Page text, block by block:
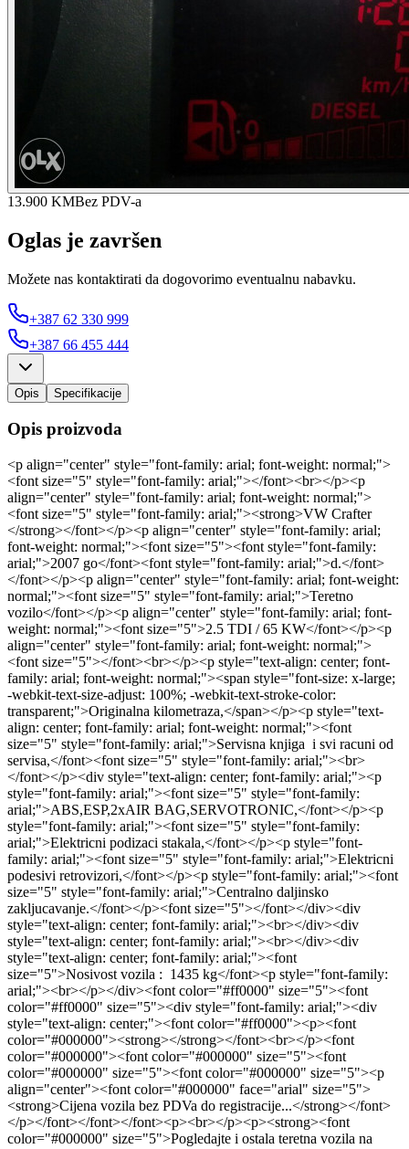
13.900 KMBez PDV-a
Oglas je završen
Možete nas kontaktirati da dogovorimo eventualnu nabavku.
+387 62 330 999
+387 66 455 444
Opis Specifikacije
Opis proizvoda
<p align="center" style="font-family: arial; font-weight: normal;">
<font size="5" style="font-family: arial;"></font><br></p><p
align="center" style="font-family: arial; font-weight: normal;">
<font size="5" style="font-family: arial;"><strong>VW Crafter
</strong></font></p><p align="center" style="font-family: arial;
font-weight: normal;"><font size="5"><font style="font-family:
arial;">2007 go</font><font style="font-family: arial;">d.</font>
</font></p><p align="center" style="font-family: arial; font-weight:
normal;"><font size="5" style="font-family: arial;">Teretno
vozilo</font></p><p align="center" style="font-family: arial; font-
weight: normal;"><font size="5">2.5 TDI / 65 KW</font></p><p
align="center" style="font-family: arial; font-weight: normal;">
<font size="5"></font><br></p><p style="text-align: center; font-
family: arial; font-weight: normal;"><span style="font-size: x-large;
-webkit-text-size-adjust: 100%; -webkit-text-stroke-color:
transparent;">Originalna kilometraza,</span></p><p style="text-
align: center; font-family: arial; font-weight: normal;"><font
size="5" style="font-family: arial;">Servisna knjiga i svi racuni od
servisa,</font><font size="5" style="font-family: arial;"><br>
</font></p><div style="text-align: center; font-family: arial;"><p
style="font-family: arial;"><font size="5" style="font-family:
arial;">ABS,ESP,2xAIR BAG,SERVOTRONIC,</font></p><p
style="font-family: arial;"><font size="5" style="font-family:
arial;">Elektricni podizaci stakala,</font></p><p style="font-
family: arial;"><font size="5" style="font-family: arial;">Elektricni
podesivi retrovizori,</font></p><p style="font-family: arial;"><font
size="5" style="font-family: arial;">Centralno daljinsko
zakljucavanje.</font></p><font size="5"></font></div><div
style="text-align: center; font-family: arial;"><br></div><div
style="text-align: center; font-family: arial;"><br></div><div
style="text-align: center; font-family: arial;"><font
size="5">Nosivost vozila : 1435 kg</font><p style="font-family:
arial;"><br></p></div><font color="#ff0000" size="5"><font
color="#ff0000" size="5"><div style="font-family: arial;"><div
style="text-align: center;"><font color="#ff0000"><p><font
color="#000000"><strong></strong></font><br></p><font
color="#000000"><font color="#000000" size="5"><font
color="#000000" size="5"><font color="#000000" size="5"><p
align="center"><font color="#000000" face="arial" size="5">
<strong>Cijena vozila bez PDVa do registracije...</strong></font>
</p></font></font></font><p><br></p><p><strong><font
color="#000000" size="5">Pogledajte i ostala teretna vozila na